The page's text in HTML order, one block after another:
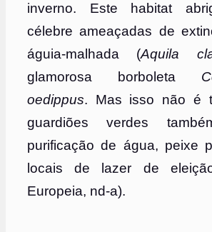
inverno. Este habitat
célebre ameaçadas de
águia-malhada (Aquila
glamorosa borboleta
oedippus. Mas isso não é
guardiões verdes
purificação de água, peixe
locais de lazer de
Europeia, nd-a).